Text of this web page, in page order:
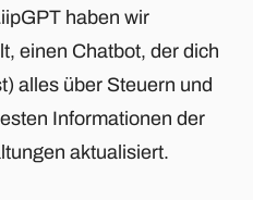
haben wir
einen Chatbot, der dich
alles über Steuern und
Informationen der
aktualisiert.